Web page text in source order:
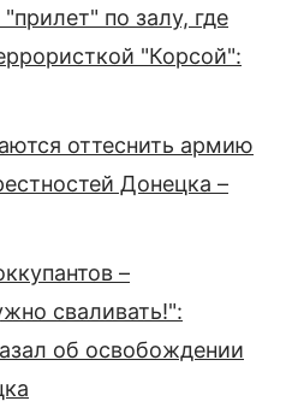
по залу, где
"Корсой":
оттеснить армию
Донецка –
–
сваливать!":
об освобождении